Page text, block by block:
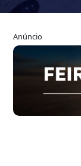
Anúncio